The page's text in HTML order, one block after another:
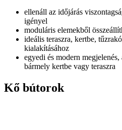
ellenáll az időjárás
igényel
moduláris elemekből
ideális teraszra, kertbe,
kialakításához
egyedi és modern
bármely kertbe vagy teraszra
Kő bútorok